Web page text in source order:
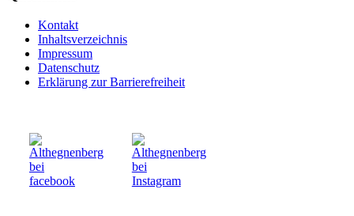
Kontakt
Inhaltsverzeichnis
Impressum
Datenschutz
Erklärung zur Barrierefreiheit